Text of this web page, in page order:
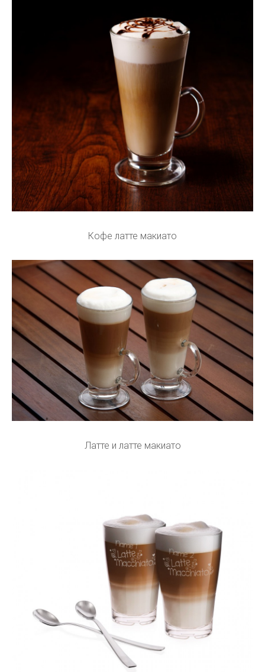
Кофе латте макиато
Латте и латте макиато